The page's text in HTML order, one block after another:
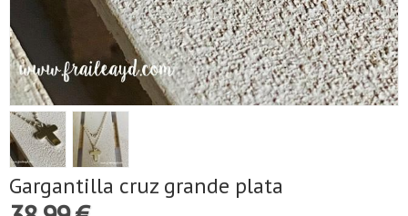
Gargantilla cruz grande plata